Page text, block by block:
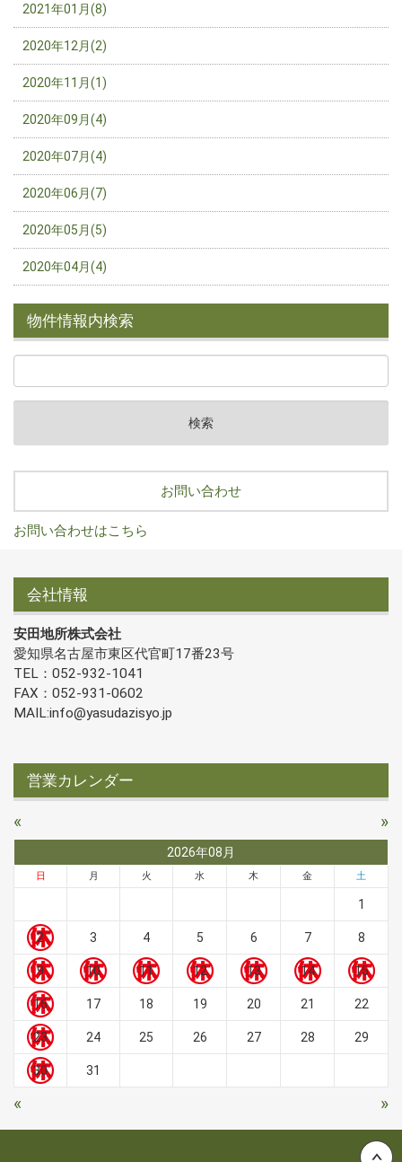
2021年01月(8)
2020年12月(2)
2020年11月(1)
2020年09月(4)
2020年07月(4)
2020年06月(7)
2020年05月(5)
2020年04月(4)
物件情報内検索
お問い合わせ
お問い合わせはこちら
会社情報
安田地所株式会社
愛知県名古屋市東区代官町17番23号
TEL：052-932-1041
FAX：052-931-0602
MAIL:info@yasudazisyo.jp
営業カレンダー
« »
2026年08月
日 月 火 水 木 金 土
1
2 3 4 5 6 7 8
9 10 11 12 13 14 15
16 17 18 19 20 21 22
23 24 25 26 27 28 29
30 31
« »